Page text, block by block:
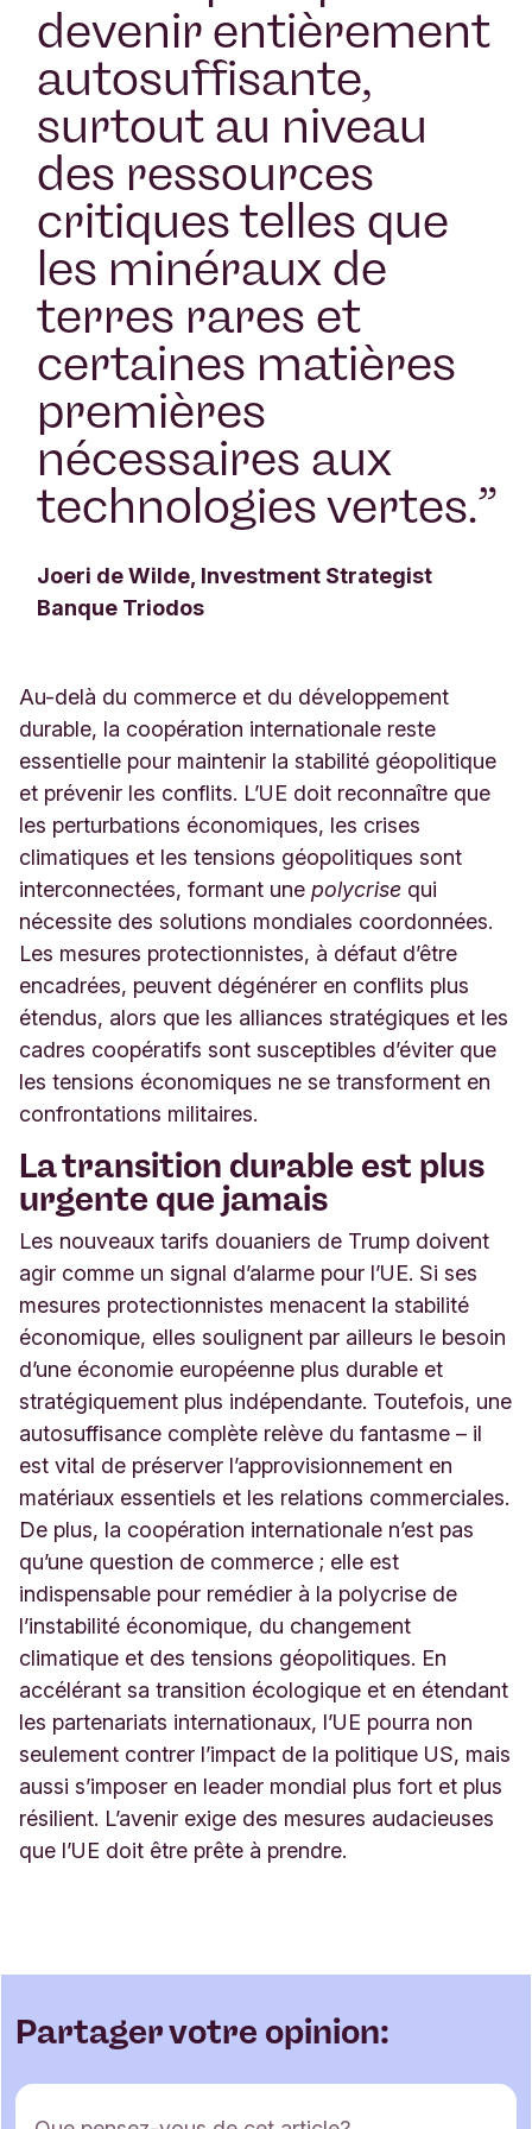
devenir entièrement
autosuffisante,
surtout au niveau
des ressources
critiques telles que
les minéraux de
terres rares et
certaines matières
premières
nécessaires aux
technologies vertes.”
Joeri de Wilde, Investment Strategist
Banque Triodos
Au-delà du commerce et du développement
durable, la coopération internationale reste
essentielle pour maintenir la stabilité géopolitique
et prévenir les conflits. L’UE doit reconnaître que
les perturbations économiques, les crises
climatiques et les tensions géopolitiques sont
interconnectées, formant une polycrise qui
nécessite des solutions mondiales coordonnées.
Les mesures protectionnistes, à défaut d’être
encadrées, peuvent dégénérer en conflits plus
étendus, alors que les alliances stratégiques et les
cadres coopératifs sont susceptibles d’éviter que
les tensions économiques ne se transforment en
confrontations militaires.
La transition durable est plus
urgente que jamais
Les nouveaux tarifs douaniers de Trump doivent
agir comme un signal d’alarme pour l’UE. Si ses
mesures protectionnistes menacent la stabilité
économique, elles soulignent par ailleurs le besoin
d’une économie européenne plus durable et
stratégiquement plus indépendante. Toutefois, une
autosuffisance complète relève du fantasme – il
est vital de préserver l’approvisionnement en
matériaux essentiels et les relations commerciales.
De plus, la coopération internationale n’est pas
qu’une question de commerce ; elle est
indispensable pour remédier à la polycrise de
l’instabilité économique, du changement
climatique et des tensions géopolitiques. En
accélérant sa transition écologique et en étendant
les partenariats internationaux, l’UE pourra non
seulement contrer l’impact de la politique US, mais
aussi s’imposer en leader mondial plus fort et plus
résilient. L’avenir exige des mesures audacieuses
que l’UE doit être prête à prendre.
Partager votre opinion:
F